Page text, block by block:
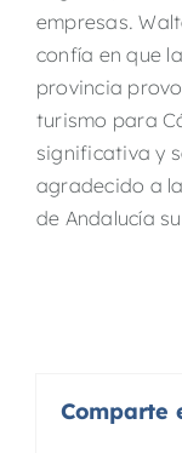
empresas.
confía en que
provincia
turismo para
significativa y
agradecido a
de Andalucía
Comparte